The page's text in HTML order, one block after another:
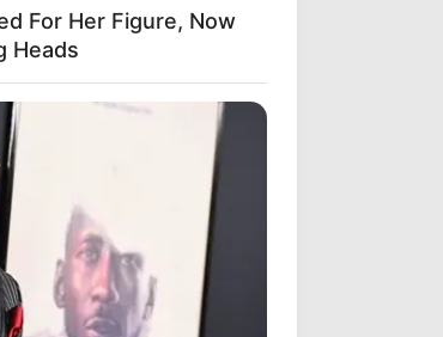
For Her Figure, Now
Heads